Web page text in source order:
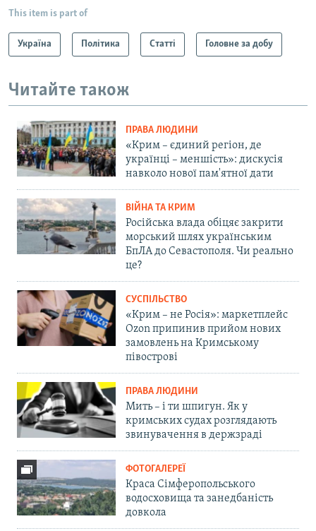
This item is part of
Україна Політика Статті Головне за добу
Читайте також
ПРАВА ЛЮДИНИ
«Крим – єдиний регіон, де
українці – меншість»: дискусія
навколо нової пам'ятної дати
ВІЙНА ТА КРИМ
Російська влада обіцяє закрити
морський шлях українським
БпЛА до Севастополя. Чи реально
це?
СУСПІЛЬСТВО
«Крим – не Росія»: маркетплейс
Ozon припинив прийом нових
замовлень на Кримському
півострові
ПРАВА ЛЮДИНИ
Мить – і ти шпигун. Як у
кримських судах розглядають
звинувачення в держзраді
ФОТОГАЛЕРЕЇ
Краса Сімферопольського
водосховища та занедбаність
довкола